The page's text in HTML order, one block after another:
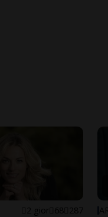
2 gior 68 287